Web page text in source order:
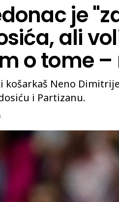
je
ali
o tome –
košarkaš Neno
i Partizanu.